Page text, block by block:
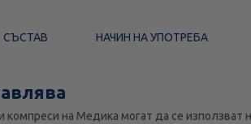
СЪСТАВ НАЧИН НА УПОТРЕБА
на Медика могат да се използват